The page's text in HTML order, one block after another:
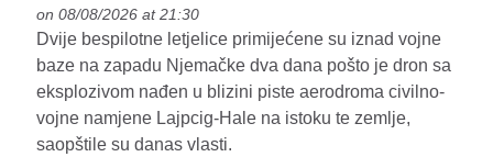
on 08/08/2026 at 21:30
Dvije bespilotne letjelice primijećene su iznad vojne
baze na zapadu Njemačke dva dana pošto je dron sa
eksplozivom nađen u blizini piste aerodroma civilno-
vojne namjene Lajpcig-Hale na istoku te zemlje,
saopštile su danas vlasti.